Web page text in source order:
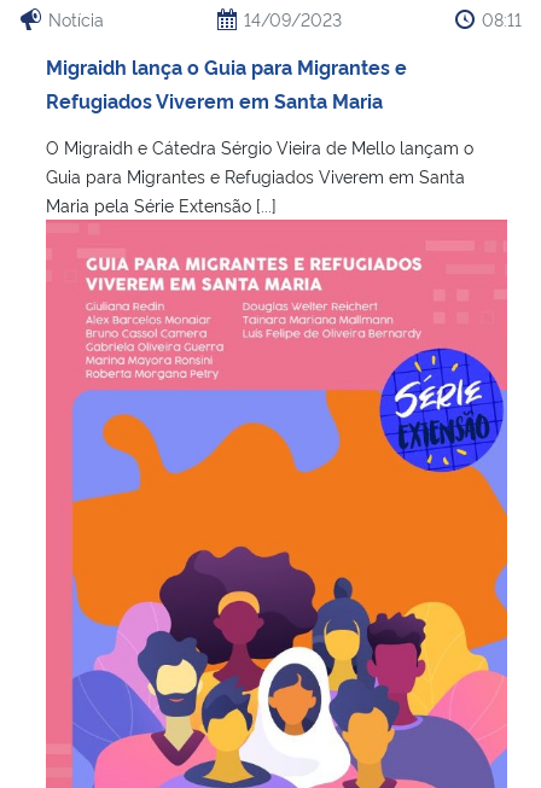
Notícia 14/09/2023 08:11
Migraidh lança o Guia para Migrantes e
Refugiados Viverem em Santa Maria
O Migraidh e Cátedra Sérgio Vieira de Mello lançam o
Guia para Migrantes e Refugiados Viverem em Santa
Maria pela Série Extensão [...]